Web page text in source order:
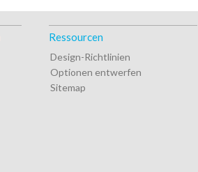
Ressourcen
Design-Richtlinien
Optionen entwerfen
Sitemap